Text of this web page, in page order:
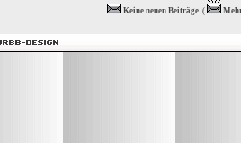
Keine neuen Beiträge (